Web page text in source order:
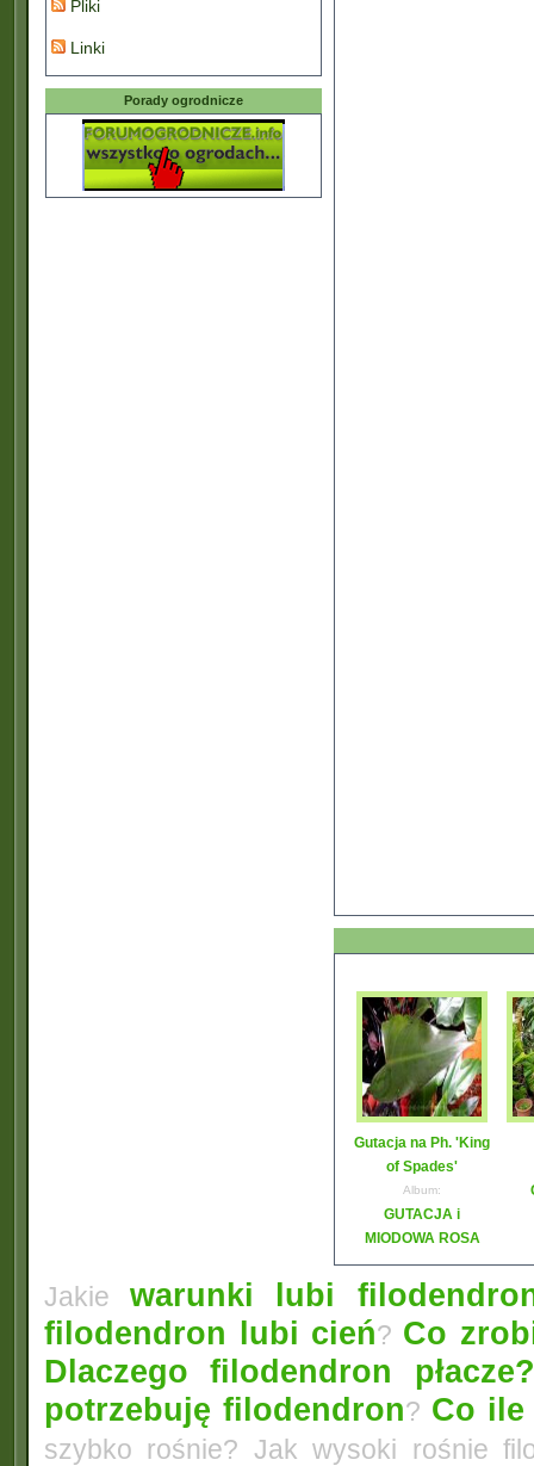
Pliki
Linki
Porady ogrodnicze
Gutacja na Ph. 'King
of Spades'
Album:
GUTACJA i
MIODOWA ROSA
Jakie warunki lubi
filodendron lubi cień? Co
Dlaczego filodendron
potrzebuję filodendron? Co ile
szybko rośnie? Jak wysoki rośnie